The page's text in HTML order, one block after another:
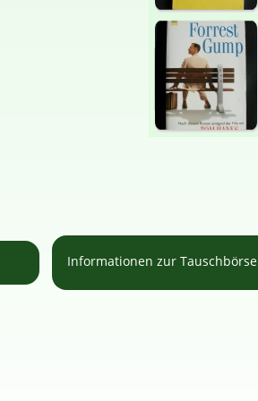
Informationen zur Tauschbörse